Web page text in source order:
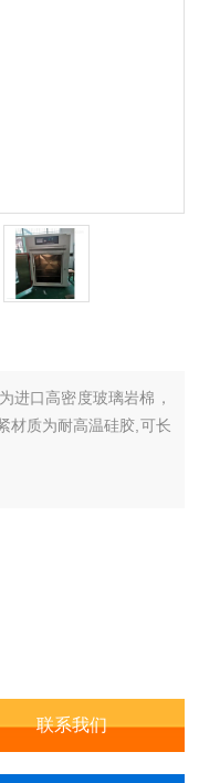
进口高密度玻璃岩棉，
材质为耐高温硅胶,可长
联系我们